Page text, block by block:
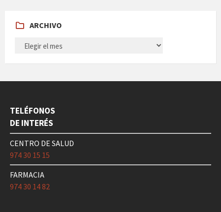
ARCHIVO
TELÉFONOS
DE INTERÉS
CENTRO DE SALUD
974 30 15 15
FARMACIA
974 30 14 82